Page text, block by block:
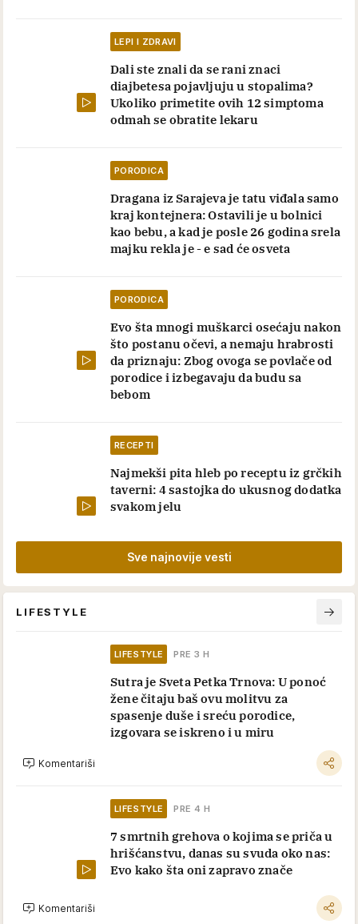
LEPI I ZDRAVI
Dali ste znali da se rani znaci
diajbetesa pojavljuju u stopalima?
Ukoliko primetite ovih 12 simptoma
odmah se obratite lekaru
PORODICA
Dragana iz Sarajeva je tatu viđala samo
kraj kontejnera: Ostavili je u bolnici
kao bebu, a kad je posle 26 godina srela
majku rekla je - e sad će osveta
PORODICA
Evo šta mnogi muškarci osećaju nakon
što postanu očevi, a nemaju hrabrosti
da priznaju: Zbog ovoga se povlače od
porodice i izbegavaju da budu sa
bebom
RECEPTI
Najmekši pita hleb po receptu iz grčkih
taverni: 4 sastojka do ukusnog dodatka
svakom jelu
Sve najnovije vesti
LIFESTYLE
LIFESTYLE PRE 3 H
Sutra je Sveta Petka Trnova: U ponoć
žene čitaju baš ovu molitvu za
spasenje duše i sreću porodice,
izgovara se iskreno i u miru
Komentariši
LIFESTYLE PRE 4 H
7 smrtnih grehova o kojima se priča u
hrišćanstvu, danas su svuda oko nas:
Evo kako šta oni zapravo znače
Komentariši